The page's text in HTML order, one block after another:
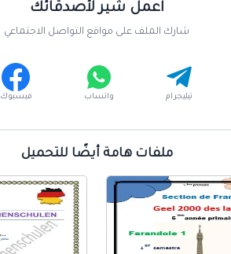
اعمل شير لأصدقائك
شارك الملف على مواقع التواصل الاجتماعي
تيليجرام واتساب فيسبوك
ملفات هامة أيضًا للتحميل